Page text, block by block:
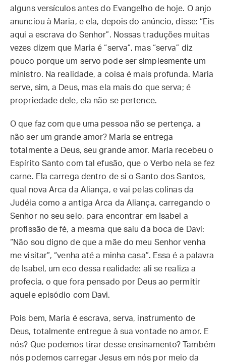
alguns versículos antes do Evangelho de hoje. O anjo
anunciou à Maria, e ela, depois do anúncio, disse: “Eis
aqui a escrava do Senhor”. Nossas traduções muitas
vezes dizem que Maria é “serva”, mas “serva” diz
pouco porque um servo pode ser simplesmente um
ministro. Na realidade, a coisa é mais profunda. Maria
serve, sim, a Deus, mas ela mais do que serva; é
propriedade dele, ela não se pertence.
O que faz com que uma pessoa não se pertença, a
não ser um grande amor? Maria se entrega
totalmente a Deus, seu grande amor. Maria recebeu o
Espírito Santo com tal efusão, que o Verbo nela se fez
carne. Ela carrega dentro de si o Santo dos Santos,
qual nova Arca da Aliança, e vai pelas colinas da
Judéia como a antiga Arca da Aliança, carregando o
Senhor no seu seio, para encontrar em Isabel a
profissão de fé, a mesma que saiu da boca de Davi:
“Não sou digno de que a mãe do meu Senhor venha
me visitar”, “venha até a minha casa”. Essa é a palavra
de Isabel, um eco dessa realidade: ali se realiza a
profecia, o que fora pensado por Deus ao permitir
aquele episódio com Davi.
Pois bem, Maria é escrava, serva, instrumento de
Deus, totalmente entregue à sua vontade no amor. E
nós? Que podemos tirar desse ensinamento? Também
nós podemos carregar Jesus em nós por meio da